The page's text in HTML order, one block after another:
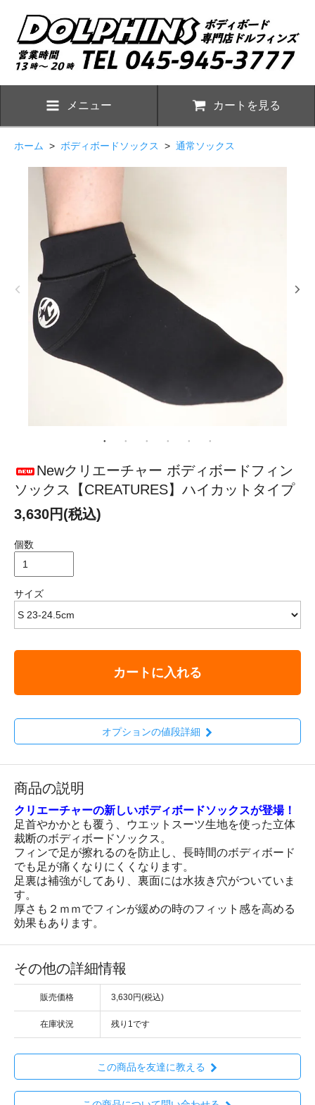
メニュー カートを見る
ホーム > ボディボードソックス > 通常ソックス
Newクリエーチャー ボディボードフィン
ソックス【CREATURES】ハイカットタイプ
3,630円(税込)
個数
サイズ
カートに入れる
オプションの値段詳細
商品の説明
クリエーチャーの新しいボディボードソックスが登場！
足首やかかとも覆う、ウエットスーツ生地を使った立体
裁断のボディボードソックス。
フィンで足が擦れるのを防止し、長時間のボディボード
でも足が痛くなりにくくなります。
足裏は補強がしてあり、裏面には水抜き穴がついていま
す。
厚さも２ｍｍでフィンが緩めの時のフィット感を高める
効果もあります。
その他の詳細情報
販売価格 3,630円(税込)
在庫状況 残り1です
この商品を友達に教える